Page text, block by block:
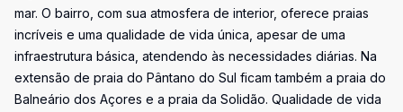
mar. O bairro, com sua atmosfera de interior, oferece praias
incríveis e uma qualidade de vida única, apesar de uma
infraestrutura básica, atendendo às necessidades diárias. Na
extensão de praia do Pântano do Sul ficam também a praia do
Balneário dos Açores e a praia da Solidão. Qualidade de vida